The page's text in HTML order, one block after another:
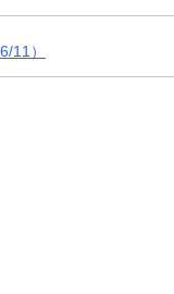
11）